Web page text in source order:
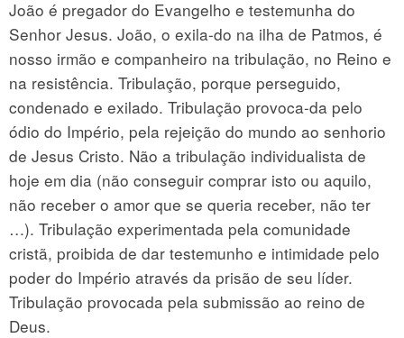
João é pregador do Evangelho e testemunha do
Senhor Jesus. João, o exila-do na ilha de Patmos, é
nosso irmão e companheiro na tribulação, no Reino e
na resistência. Tribulação, porque perseguido,
condenado e exilado. Tribulação provoca-da pelo
ódio do Império, pela rejeição do mundo ao senhorio
de Jesus Cristo. Não a tribulação individualista de
hoje em dia (não conseguir comprar isto ou aquilo,
não receber o amor que se queria receber, não ter
…). Tribulação experimentada pela comunidade
cristã, proibida de dar testemunho e intimidade pelo
poder do Império através da prisão de seu líder.
Tribulação provocada pela submissão ao reino de
Deus.